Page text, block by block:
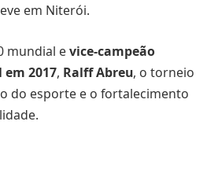
em Niterói.
mundial evice-campeão
2017, Ralff Abreu, o torneio
do esporte e o fortalecimento